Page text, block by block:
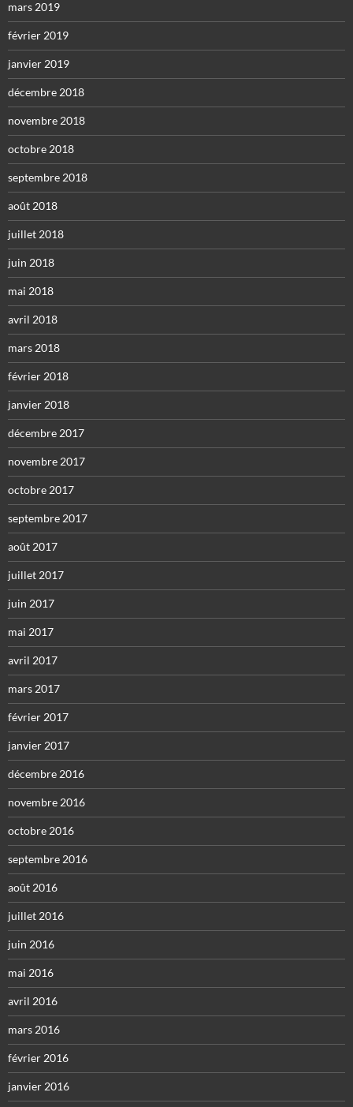
mars 2019
février 2019
janvier 2019
décembre 2018
novembre 2018
octobre 2018
septembre 2018
août 2018
juillet 2018
juin 2018
mai 2018
avril 2018
mars 2018
février 2018
janvier 2018
décembre 2017
novembre 2017
octobre 2017
septembre 2017
août 2017
juillet 2017
juin 2017
mai 2017
avril 2017
mars 2017
février 2017
janvier 2017
décembre 2016
novembre 2016
octobre 2016
septembre 2016
août 2016
juillet 2016
juin 2016
mai 2016
avril 2016
mars 2016
février 2016
janvier 2016